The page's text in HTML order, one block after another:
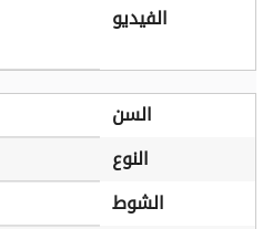
الفيديو
السن
النوع
الشوط